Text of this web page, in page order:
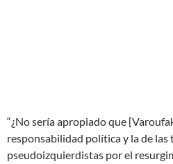
“¿No sería apropiado que
responsabilidad política y la de las
pseudoizquierdistas por el